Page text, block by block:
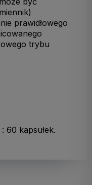
prawidłowego
trybu
: 60 kapsułek.